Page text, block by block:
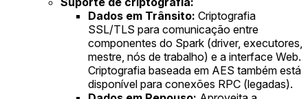
Dados em Trânsito: Criptografia
SSL/TLS para comunicação entre
componentes do Spark (driver, executores,
mestre, nós de trabalho) e a interface Web.
Criptografia baseada em AES também está
disponível para conexões RPC (legadas).